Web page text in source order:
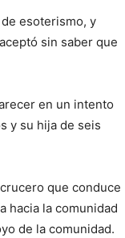
esoterismo, y
sin saber que
en un intento
y su hija de seis
que conduce
hacia la comunidad
de la comunidad.